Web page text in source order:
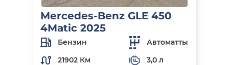
Mercedes-Benz GLE 450
4Matic 2025
Бензин
Автоматты
21902 Км
3,0 л